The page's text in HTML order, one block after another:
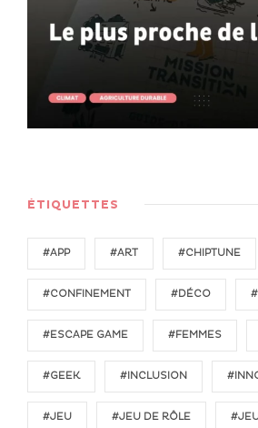
ÉTIQUETTES
#APP #ART #CHIPTUNE
#CONFINEMENT #DÉCO
#ESCAPE GAME #FEMMES
#GEEK #INCLUSION
#JEU #JEU DE RÔLE